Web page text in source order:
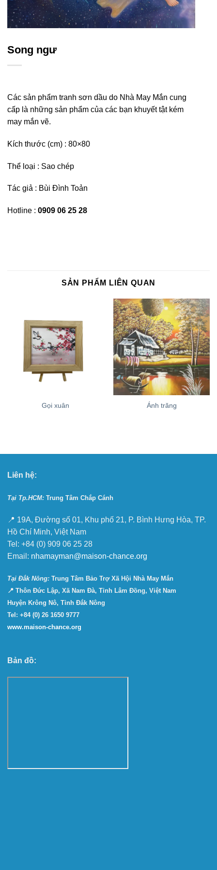
Song ngư
Các sản phẩm tranh sơn dầu do Nhà May Mắn cung
cấp là những sản phẩm của các bạn khuyết tật kém
may mắn vẽ.
Kích thước (cm) : 80×80
Thể loại : Sao chép
Tác giả : Bùi Đình Toản
Hotline : 0909 06 25 28
SẢN PHẨM LIÊN QUAN
Gọi xuân Ánh trăng
Liên hệ:
Tại Tp.HCM: Trung Tâm Chắp Cánh
📍 19A, Đường số 01, Khu phố 21, P. Bình Hưng Hòa, TP.
Hồ Chí Minh, Việt Nam
Tel: +84 (0) 909 06 25 28
Email: nhamayman@maison-chance.org
Tại Ðắk Nông: Trung Tâm Bảo Trợ Xã Hội Nhà May Mắn
📍 Thôn Đức Lập, Xã Nam Đà, Tỉnh Lâm Đồng, Việt Nam
Huyện Krông Nô, Tỉnh Đắk Nông
Tel: +84 (0) 26 1650 9777
www.maison-chance.org
Bản đồ: